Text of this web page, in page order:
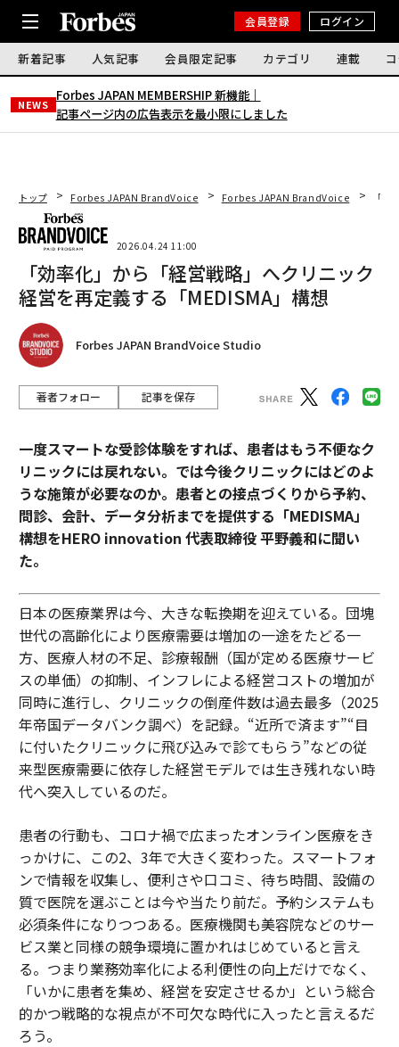
会員登録 ログイン
新着記事 人気記事 会員限定記事 カテゴリ 連載
NEWS
Forbes JAPAN MEMBERSHIP 新機能｜
記事ページ内の広告表示を最小限にしました
トップ Forbes JAPAN BrandVoice Forbes JAPAN BrandVoice 「
2026.04.24 11:00
「効率化」から「経営戦略」へクリニック
経営を再定義する「MEDISMA」構想
Forbes JAPAN BrandVoice Studio
著者フォロー 記事を保存
一度スマートな受診体験をすれば、患者はもう不便なク
リニックには戻れない。では今後クリニックにはどのよ
うな施策が必要なのか。患者との接点づくりから予約、
問診、会計、データ分析までを提供する「MEDISMA」
構想をHERO innovation 代表取締役 平野義和に聞い
た。
日本の医療業界は今、大きな転換期を迎えている。団塊
世代の高齢化により医療需要は増加の一途をたどる一
方、医療人材の不足、診療報酬（国が定める医療サービ
スの単価）の抑制、インフレによる経営コストの増加が
同時に進行し、クリニックの倒産件数は過去最多（2025
年帝国データバンク調べ）を記録。“近所で済ます”“目
に付いたクリニックに飛び込みで診てもらう”などの従
来型医療需要に依存した経営モデルでは生き残れない時
代へ突入しているのだ。
患者の行動も、コロナ禍で広まったオンライン医療をき
っかけに、この2、3年で大きく変わった。スマートフォ
ンで情報を収集し、便利さや口コミ、待ち時間、設備の
質で医院を選ぶことは今や当たり前だ。予約システムも
必須条件になりつつある。医療機関も美容院などのサー
ビス業と同様の競争環境に置かれはじめていると言え
る。つまり業務効率化による利便性の向上だけでなく、
「いかに患者を集め、経営を安定させるか」という総合
的かつ戦略的な視点が不可欠な時代に入ったと言えるだ
ろう。